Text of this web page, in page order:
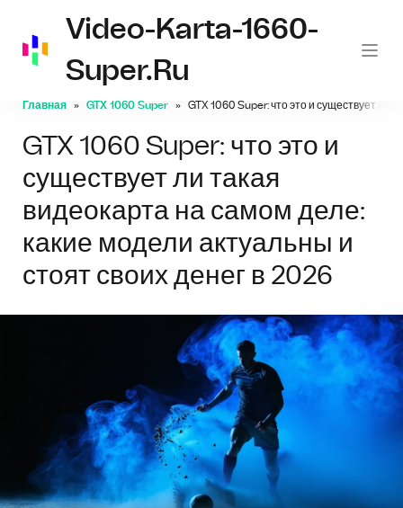
Video-Karta-1660-
Super.ru
Главная GTX 1060 Super GTX 1060 Super: что это и существует ли
GTX 1060 Super: что это и
существует ли такая
видеокарта на самом деле:
какие модели актуальны и
стоят своих денег в 2026